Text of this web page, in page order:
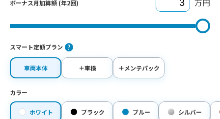
ボーナス月加算額 (年2回) 万円
スマート定額プラン
車両本体 ＋車検 ＋メンテパック
カラー
ホワイト ブラック ブルー シルバー